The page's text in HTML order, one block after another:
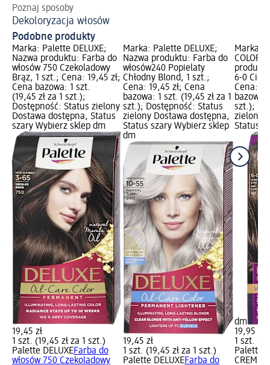
Poznaj sposoby
Dekoloryzacja włosów
Podobne produkty
Marka: Palette DELUXE;
Nazwa produktu: Farba do
włosów 750 Czekoladowy
Brąz, 1 szt.; Cena: 19,45 zł;
Cena bazowa: 1 szt.
(19,45 zł za 1 szt.);
Dostępność: Status zielony
Dostawa dostępna, Status
szary Wybierz sklep dm
19,45 zł
1 szt. (19,45 zł za 1 szt.)
Palette DELUXEFarba do
włosów 750 Czekoladowy
Marka: Palette DELUXE;
Nazwa produktu: Farba do
włosów240 Popielaty
Chłodny Blond, 1 szt.;
Cena: 19,45 zł; Cena
bazowa: 1 szt. (19,45 zł za 1
szt.); Dostępność: Status
zielony Dostawa dostępna,
Status szary Wybierz sklep
dm
19,45 zł
1 szt. (19,45 zł za 1 szt.)
Palette DELUXEFarba do
Marka:
COLOR
6-0
Cena:
bazowa:
szt.);
zielony
Status
dm
19,95 zł
1 szt.
Palette
CREME